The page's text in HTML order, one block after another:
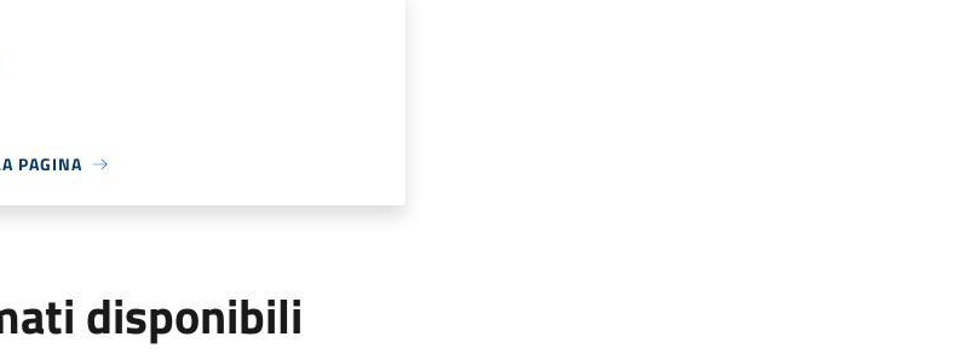
PAGINA
disponibili